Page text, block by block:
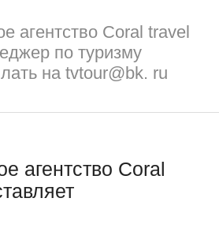
агентство Coral travel
по туризму
на tvtour@bk. ru
агентство Coral